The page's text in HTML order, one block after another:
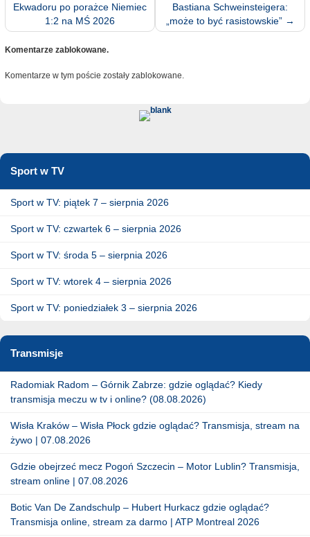
Ekwadoru po porażce Niemiec
1:2 na MŚ 2026
Bastiana Schweinsteigera:
„może to być rasistowskie” →
Komentarze zablokowane.
Komentarze w tym poście zostały zablokowane.
Sport w TV
Sport w TV: piątek 7 – sierpnia 2026
Sport w TV: czwartek 6 – sierpnia 2026
Sport w TV: środa 5 – sierpnia 2026
Sport w TV: wtorek 4 – sierpnia 2026
Sport w TV: poniedziałek 3 – sierpnia 2026
Transmisje
Radomiak Radom – Górnik Zabrze: gdzie oglądać? Kiedy
transmisja meczu w tv i online? (08.08.2026)
Wisła Kraków – Wisła Płock gdzie oglądać? Transmisja, stream na
żywo | 07.08.2026
Gdzie obejrzeć mecz Pogoń Szczecin – Motor Lublin? Transmisja,
stream online | 07.08.2026
Botic Van De Zandschulp – Hubert Hurkacz gdzie oglądać?
Transmisja online, stream za darmo | ATP Montreal 2026